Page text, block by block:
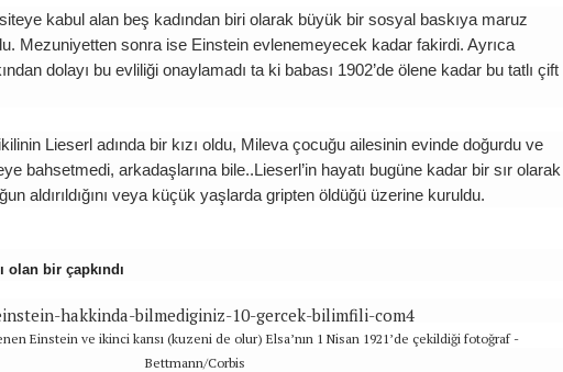
kabul alan beş kadından biri olarak büyük bir sosyal baskıya maruz
Mezuniyetten sonra ise Einstein evlenemeyecek kadar fakirdi. Ayrıca
dolayı bu evliliği onaylamadı ta ki babası 1902’de ölene kadar bu tatlı çift
Lieserl adında bir kızı oldu, Mileva çocuğu ailesinin evinde doğurdu ve
bahsetmedi, arkadaşlarına bile..Lieserl’in hayatı bugüne kadar bir sır olarak
aldırıldığını veya küçük yaşlarda gripten öldüğü üzerine kuruldu.
olan bir çapkındı
Einstein ve ikinci karısı (kuzeni de olur) Elsa’nın 1 Nisan 1921’de çekildiği fotoğraf -
Bettmann/Corbis